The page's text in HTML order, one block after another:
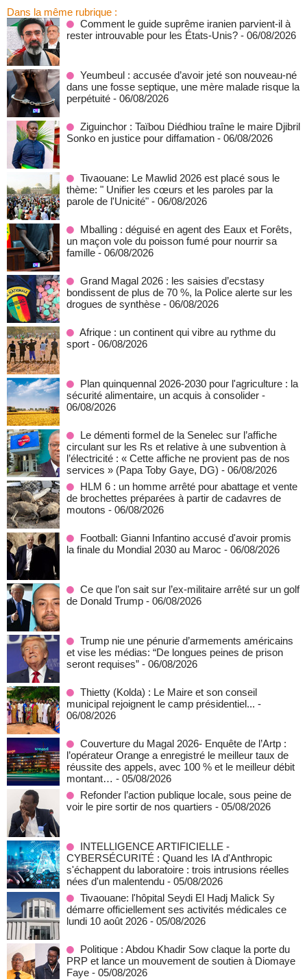
Dans la même rubrique :
Comment le guide suprême iranien parvient-il à
rester introuvable pour les États-Unis? - 06/08/2026
Yeumbeul : accusée d’avoir jeté son nouveau-né
dans une fosse septique, une mère malade risque la
perpétuité - 06/08/2026
Ziguinchor : Taïbou Diédhiou traîne le maire Djibril
Sonko en justice pour diffamation - 06/08/2026
Tivaouane: Le Mawlid 2026 est placé sous le
thème: " Unifier les cœurs et les paroles par la
parole de l'Unicité" - 06/08/2026
Mballing : déguisé en agent des Eaux et Forêts,
un maçon vole du poisson fumé pour nourrir sa
famille - 06/08/2026
Grand Magal 2026 : les saisies d’ecstasy
bondissent de plus de 70 %, la Police alerte sur les
drogues de synthèse - 06/08/2026
Afrique : un continent qui vibre au rythme du
sport - 06/08/2026
Plan quinquennal 2026-2030 pour l'agriculture : la
sécurité alimentaire, un acquis à consolider -
06/08/2026
Le démenti formel de la Senelec sur l’affiche
circulant sur les Rs et relative à une subvention à
l’électricité : « Cette affiche ne provient pas de nos
services » (Papa Toby Gaye, DG) - 06/08/2026
HLM 6 : un homme arrêté pour abattage et vente
de brochettes préparées à partir de cadavres de
moutons - 06/08/2026
Football: Gianni Infantino accusé d'avoir promis
la finale du Mondial 2030 au Maroc - 06/08/2026
Ce que l’on sait sur l’ex-militaire arrêté sur un golf
de Donald Trump - 06/08/2026
Trump nie une pénurie d’armements américains
et vise les médias: “De longues peines de prison
seront requises” - 06/08/2026
‎Thietty (Kolda) : Le Maire et son conseil
municipal rejoignent le camp présidentiel... -
06/08/2026
Couverture du Magal 2026- Enquête de l’Artp :
l’opérateur Orange a enregistré le meilleur taux de
réussite des appels, avec 100 % et le meilleur débit
montant… - 05/08/2026
Refonder l’action publique locale, sous peine de
voir le pire sortir de nos quartiers - 05/08/2026
INTELLIGENCE ARTIFICIELLE -
CYBERSÉCURITÉ : Quand les IA d'Anthropic
s'échappent du laboratoire : trois intrusions réelles
nées d'un malentendu - 05/08/2026
Tivaouane: l'hôpital Seydi El Hadj Malick Sy
démarre officiellement ses activités médicales ce
lundi 10 août 2026 - 05/08/2026
Politique : Abdou Khadir Sow claque la porte du
PRP et lance un mouvement de soutien à Diomaye
Faye - 05/08/2026